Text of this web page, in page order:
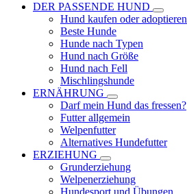
DER PASSENDE HUND
Hund kaufen oder adoptieren
Beste Hunde
Hunde nach Typen
Hund nach Größe
Hund nach Fell
Mischlingshunde
ERNÄHRUNG
Darf mein Hund das fressen?
Futter allgemein
Welpenfutter
Alternatives Hundefutter
ERZIEHUNG
Grunderziehung
Welpenerziehung
Hundesport und Übungen